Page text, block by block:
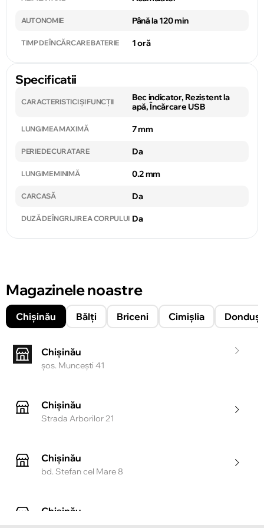
AUTONOMIE Până la 120 min
TIMP DE ÎNCĂRCARE BATERIE 1 oră
Specificatii
CARACTERISTICI ȘI FUNCȚII
Bec indicator, Rezistent la
apă, Încărcare USB
LUNGIMEA MAXIMĂ 7 mm
PERIE DE CURATARE Da
LUNGIME MINIMĂ 0.2 mm
CARCASĂ Da
DUZĂ DE ÎNGRIJIRE A CORPULUI Da
Magazinele noastre
Chișinău Bălți Briceni Cimișlia
Chișinău
şos. Munceşti 41
Chișinău
Strada Arborilor 21
Chișinău
bd. Stefan cel Mare 8
Chișinău